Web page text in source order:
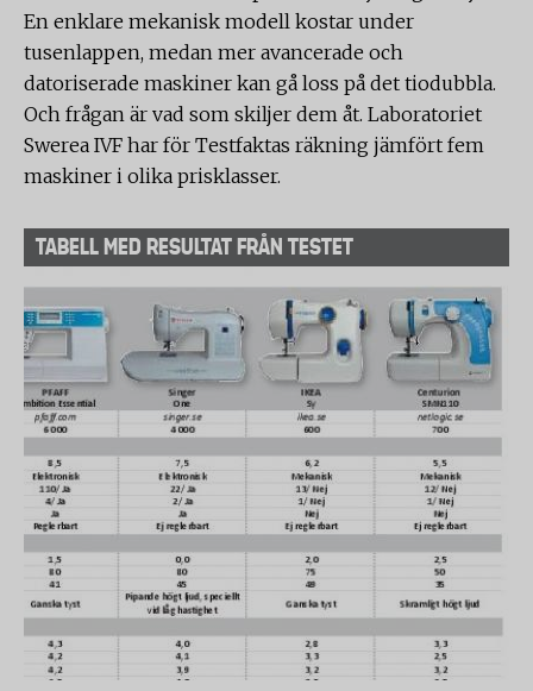
En enklare mekanisk modell kostar under
tusenlappen, medan mer avancerade och
datoriserade maskiner kan gå loss på det tiodubbla.
Och frågan är vad som skiljer dem åt. Laboratoriet
Swerea IVF har för Testfaktas räkning jämfört fem
maskiner i olika prisklasser.
TABELL MED RESULTAT FRÅN TESTET